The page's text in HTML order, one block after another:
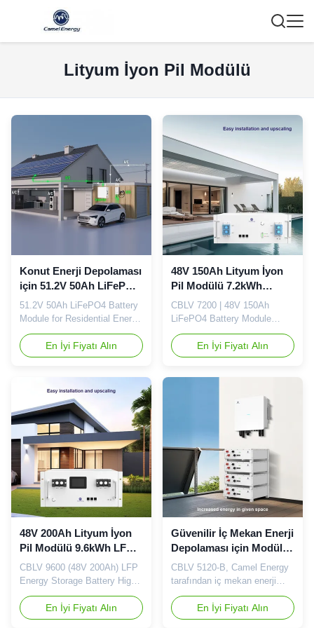
Lityum İyon Pil Modülü
Konut Enerji Depolaması
için 51.2V 50Ah LiFePO4
Pil Modülü
51.2V 50Ah LiFePO4 Battery
Module for Residential Energy
Storage Product Description
The Camel Energy 51.2V
50Ah LiFePO4 Battery
battery designed for
residential solar systems,
hybrid inverter applications
and backup power solutions.
Built with ...
En İyi Fiyatı Alın
48V 150Ah Lityum İyon
Pil Modülü 7.2kWh
LiFePO4 Paralel Tasarım
3000 Döngü
CBLV 7200 | 48V 150Ah
LiFePO4 Battery Module
Professional 48V Residential
& Commercial Energy Storage
Battery Quick Details Model:
Voltage: 48V Rated Capacity:
150Ah Energy: 7.2kWh
Parallel: Up to 4 modules
Communication: CAN / RS485
En İyi Fiyatı Alın
48V 200Ah Lityum İyon
Pil Modülü 9.6kWh LFP
Lifepo4 5000 Döngü İç
Mekan
CBLV 9600 (48V 200Ah) LFP
Energy Storage Battery High-
Capacity Modular Solution for
Indoor Energy Storage Quick
Detail Cell Type: Lithium Iron
En İyi Fiyatı Alın
Güvenilir İç Mekan Enerji
Depolaması için Modüler
5,12kWh LiFePO4 Pil
Modülü
CBLV 5120-B, Camel Energy
tarafından iç mekan enerji
depolama uygulamaları için
üretilen bir 51,2V 100Ah
(5,12kWh) LiFePO4 akü
En İyi Fiyatı Alın